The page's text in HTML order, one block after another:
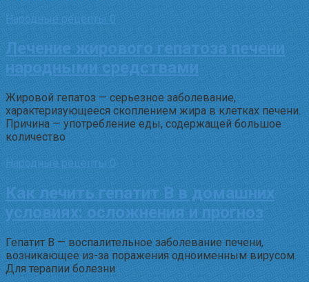
Народные рецепты 0
Лечение жирового гепатоза печени
народными средствами
Жировой гепатоз — серьезное заболевание,
характеризующееся скоплением жира в клетках печени.
Причина — употребление еды, содержащей большое
количество
Народные рецепты 0
Как лечить гепатит B в домашних
условиях: осложнения и прогноз
Гепатит B — воспалительное заболевание печени,
возникающее из-за поражения одноименным вирусом.
Для терапии болезни